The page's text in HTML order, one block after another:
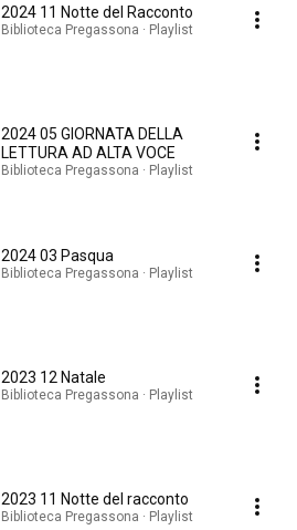
2024 11 Notte del Racconto
Biblioteca Pregassona · Playlist
2024 05 GIORNATA DELLA
LETTURA AD ALTA VOCE
Biblioteca Pregassona · Playlist
2024 03 Pasqua
Biblioteca Pregassona · Playlist
2023 12 Natale
Biblioteca Pregassona · Playlist
2023 11 Notte del racconto
Biblioteca Pregassona · Playlist